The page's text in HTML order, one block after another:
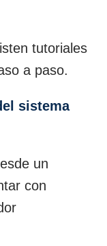
tutoriales
a paso.
sistema
un
con